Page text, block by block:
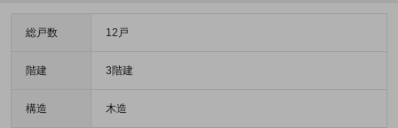
総戸数 12戸
階建 3階建
構造 木造